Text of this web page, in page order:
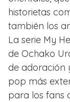
historietas
también los
La serie My
de Ochako
de adoración
pop más
para los fans